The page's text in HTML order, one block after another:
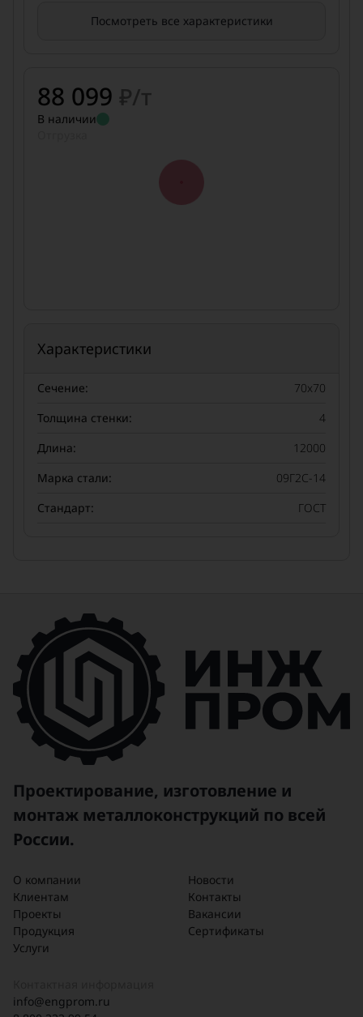
Посмотреть все характеристики
88 099 ₽/т
В наличии
Характеристики
Сечение:
70x70
Толщина стенки:
4
Длина:
12000
Марка стали:
09Г2С-14
Стандарт:
ГОСТ
Проектирование, изготовление и
монтаж металлоконструкций по всей
России.
О компании
Клиентам
Проекты
Продукция
Услуги
Новости
Контакты
Вакансии
Сертификаты
info@engprom.ru